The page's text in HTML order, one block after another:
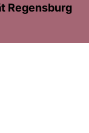
Regensburg